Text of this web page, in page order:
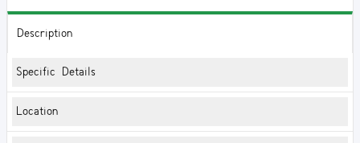
Description
Specific Details
Location